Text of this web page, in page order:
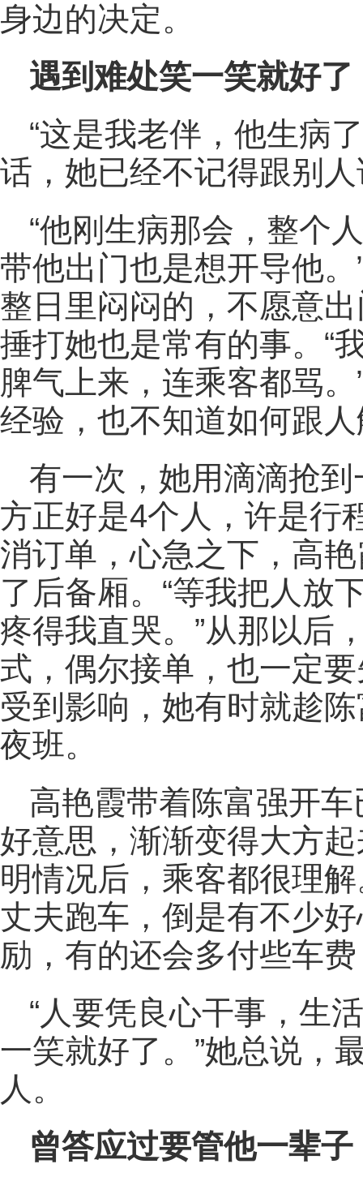
身边的决定。
遇到难处笑一笑就好了
“这是我老伴，他生病
话，她已经不记得跟别
“他刚生病那会，整个
带他出门也是想开导他
整日里闷闷的，不愿意
捶打她也是常有的事。“
脾气上来，连乘客都骂
经验，也不知道如何跟
有一次，她用滴滴抢
方正好是4个人，许是行
消订单，心急之下，高
了后备厢。“等我把人放
疼得我直哭。”从那以后
式，偶尔接单，也一定
受到影响，她有时就趁
夜班。
高艳霞带着陈富强开
好意思，渐渐变得大方
明情况后，乘客都很理
丈夫跑车，倒是有不少
励，有的还会多付些车
“人要凭良心干事，生
一笑就好了。”她总说，
人。
曾答应过要管他一辈子